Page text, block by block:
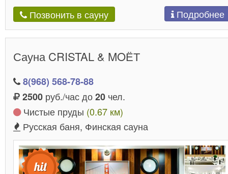
Позвонить в сауну Подробнее
Сауна CRISTAL & MOЁТ
8(968) 568-78-88
2500 руб./час до20 чел.
Чистые пруды (0.67 км)
Русская баня, Финская сауна